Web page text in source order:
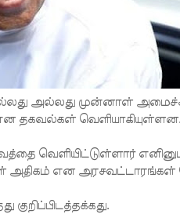
அல்லது முன்னாள்
தகவல்கள் வெளியாகியுள்ளன.
வெளியிட்டுள்ளார்
அதிகம் என அரசவட்டாரங்கள்